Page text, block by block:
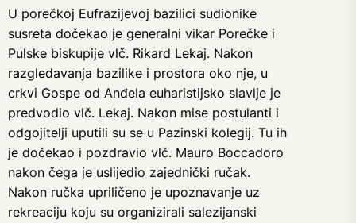
U porečkoj Eufrazijevoj bazilici sudionike
susreta dočekao je generalni vikar Porečke i
Pulske biskupije vlč. Rikard Lekaj. Nakon
razgledavanja bazilike i prostora oko nje, u
crkvi Gospe od Anđela euharistijsko slavlje je
predvodio vlč. Lekaj. Nakon mise postulanti i
odgojitelji uputili su se u Pazinski kolegij. Tu ih
je dočekao i pozdravio vlč. Mauro Boccadoro
nakon čega je uslijedio zajednički ručak.
Nakon ručka upriličeno je upoznavanje uz
rekreaciju koju su organizirali salezijanski